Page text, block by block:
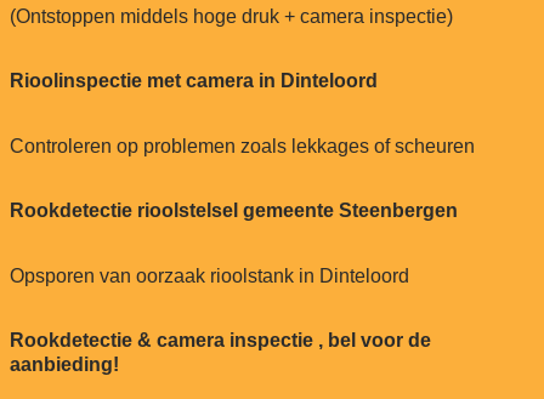
(Ontstoppen middels hoge druk + camera inspectie)
Rioolinspectie met camera in Dinteloord
Controleren op problemen zoals lekkages of scheuren
Rookdetectie rioolstelsel gemeente Steenbergen
Opsporen van oorzaak rioolstank in Dinteloord
Rookdetectie & camera inspectie , bel voor de
aanbieding!